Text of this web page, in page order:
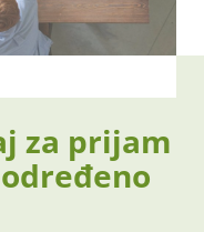
za prijam